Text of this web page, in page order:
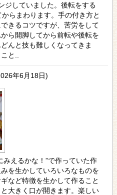
ジしていました。後転をする
らまわります。手の付き方と
きるコツですが、苦労をして
ら開脚してから前転や後転を
んと技も難しくなってきま
と..
年6月18日)
みえるかな！”で作っていた作
を生かしていろいろなものを
など特徴を生かして作ること
大きく口が開きます。楽しい